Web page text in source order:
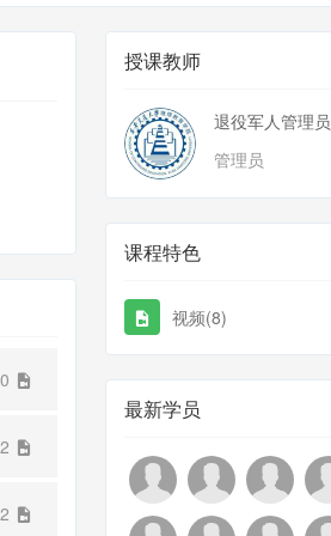
授课教师
退役军人管理员
管理员
课程特色
视频(8)
最新学员